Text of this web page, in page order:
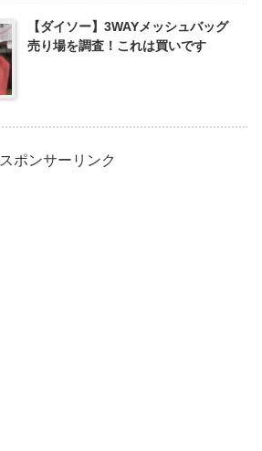
【ダイソー】3WAYメッシュバッグ
売り場を調査！これは買いです
スポンサーリンク